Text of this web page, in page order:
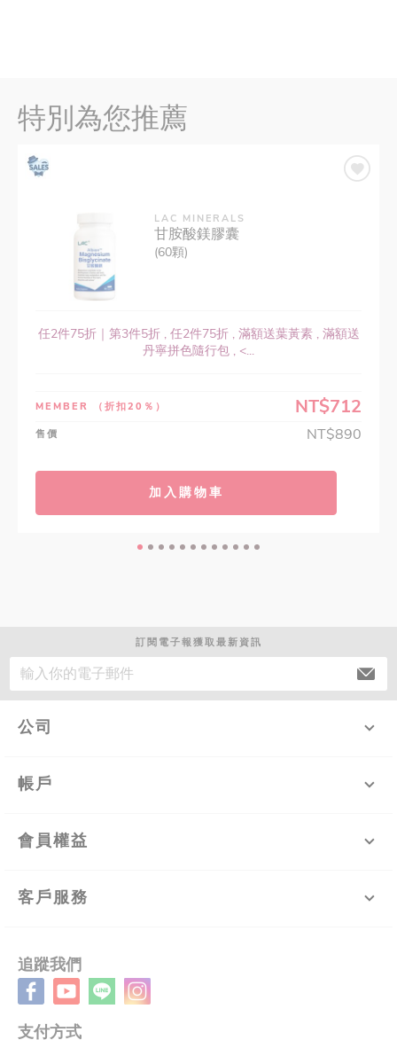
特別為您推薦
LAC MINERALS
甘胺酸鎂膠囊
(60顆)
任2件75折｜第3件5折 , 任2件75折 , 滿額送葉黃素 , 滿額送
丹寧拼色隨行包 , <...
MEMBER （折扣20％） NT$712
售價 NT$890
加入購物車
訂閱電子報獲取最新資訊
公司
帳戶
會員權益
客戶服務
追蹤我們
支付方式